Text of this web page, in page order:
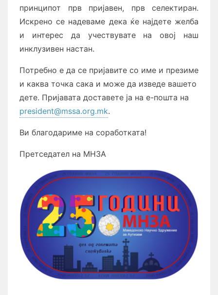
принципот прв пријавен, прв селектиран.
Искрено се надеваме дека ќе најдете желба
и интерес да учествувате на овој наш
инклузивен настан.
Потребно е да се пријавите со име и презиме
и каква точка сака и може да изведе вашето
дете. Пријавата доставете ја на е-пошта на
president@mssa.org.mk.
Ви благодариме на соработката!
Претседател на МНЗА